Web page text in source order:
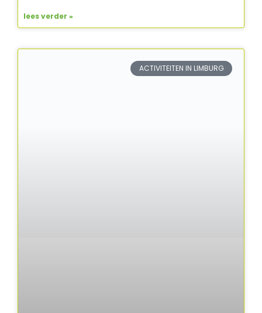
lees verder »
ACTIVITEITEN IN LIMBURG